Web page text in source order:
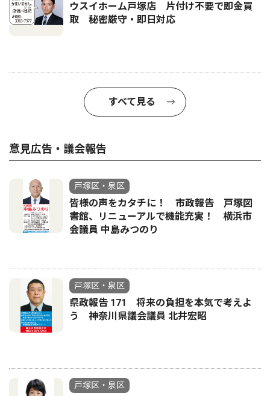
ウスイホーム戸塚店 片付け不要で即金買
取 秘密厳守・即日対応
すべて見る
意見広告・議会報告
戸塚区・泉区
皆様の声をカタチに！ 市政報告 戸塚図
書館、リニューアルで機能充実！ 横浜市
会議員 中島みつのり
戸塚区・泉区
県政報告 171 将来の負担を本気で考えよ
う 神奈川県議会議員 北井宏昭
戸塚区・泉区